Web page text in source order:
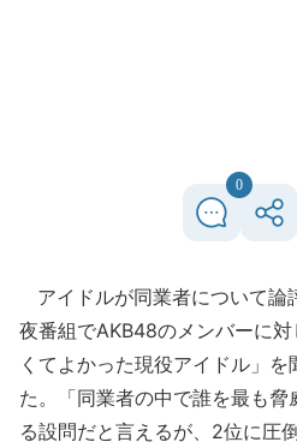
0
アイドルが同業者について論
夜番組でAKB48のメンバーに
くてよかった現役アイドル」
た。「同業者の中で誰を最も
る設問だと言えるが、2位に圧